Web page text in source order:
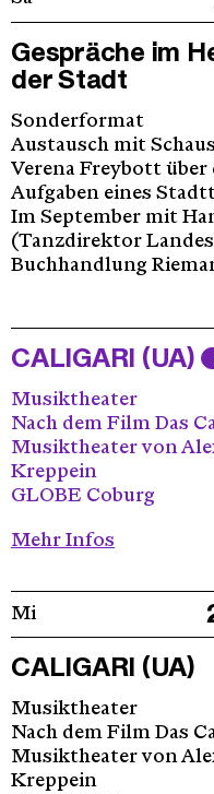
Gespräche im
der Stadt
Sonderformat
Austausch mit
Verena Freybott
Aufgaben eines
Im September mit
(Tanzdirektor
Buchhandlung
CALIGARI (UA)
Musiktheater
Nach dem Film Das
Musiktheater von
Kreppein
GLOBE Coburg
Mehr Infos
Mi
CALIGARI (UA)
Musiktheater
Nach dem Film Das
Musiktheater von
Kreppein